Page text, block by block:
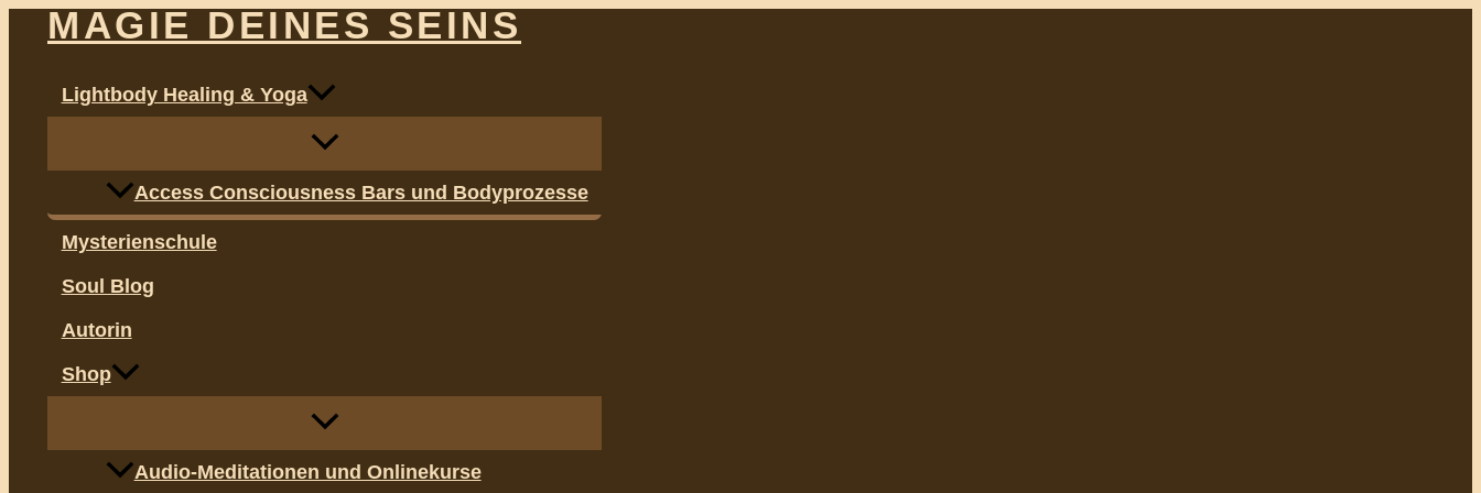
Zum
Inhalt
springen
MAGIE DEINES SEINS
Lightbody Healing & Yoga
Menü
umschalten
Access Consciousness Bars und Bodyprozesse
Mysterienschule
Soul Blog
Autorin
Shop
Menü
umschalten
Audio-Meditationen und Onlinekurse
Ursprünglicher
Preis
18,00 €
Aktueller
Preis
ist:
13,00 €.